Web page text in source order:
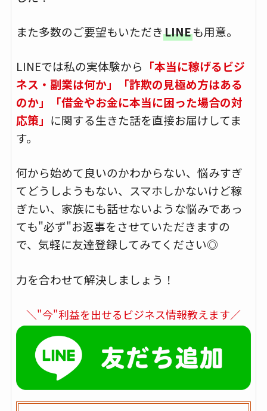
また多数のご要望もいただきLINEも用意。
LINEでは私の実体験から 「本当に稼げるビジ
ネス・副業は何か」「詐欺の見極め方はある
のか」「借金やお金に本当に困った場合の対
応策」 に関する生きた話を直接お届けしてま
す。
何から始めて良いのかわからない、悩みすぎ
てどうしようもない、スマホしかないけど稼
ぎたい、家族にも話せないような悩みであっ
ても"必ず"お返事をさせていただきますの
で、気軽に友達登録してみてください◎
力を合わせて解決しましょう！
＼"今"利益を出せるビジネス情報教えます／